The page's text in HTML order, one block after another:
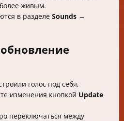
живым.
в разделе Sounds →
голос под себя,
изменения кнопкой Update
переключаться между